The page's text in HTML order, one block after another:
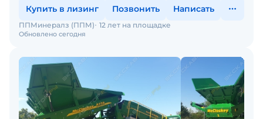
Купить в лизинг Позвонить Написать
Обновлено сегодня
ППМинералз (ППМ) 12 лет на площадке